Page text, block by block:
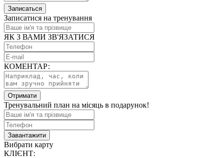
Записаться
Записатися на тренування
ЯК З ВАМИ ЗВ'ЯЗАТИСЯ
КОМЕНТАР:
Отримати
Тренувальний план на місяць в подарунок!
Завантажити
Вибрати карту
КЛІЄНТ: